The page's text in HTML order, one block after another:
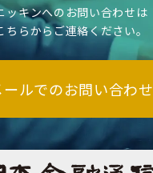
ッキンへのお問い合わせは
ちらからご連絡ください。
ールでのお問い合わせ